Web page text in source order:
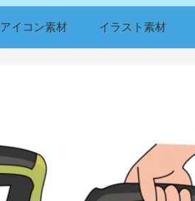
アイコン素材 イラスト素材